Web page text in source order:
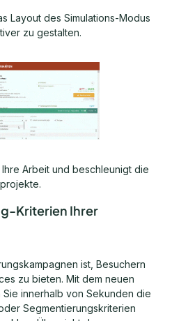
Layout des Simulations-Modus
zu gestalten.
Arbeit und beschleunigt die
Kriterien Ihrer
ist, Besuchern
zu bieten. Mit dem neuen
innerhalb von Sekunden die
Segmentierungskriterien